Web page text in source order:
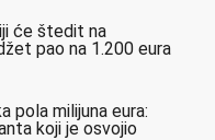
će štedit na
pao na 1.200 eura
pola milijuna eura:
koji je osvojio